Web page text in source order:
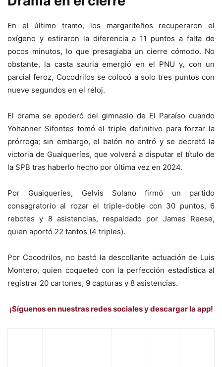
En el último tramo, los margariteños recuperaron el
oxígeno y estiraron la diferencia a 11 puntos a falta de
pocos minutos, lo que presagiaba un cierre cómodo. No
obstante, la casta sauria emergió en el PNU y, con un
parcial feroz, Cocodrilos se colocó a solo tres puntos con
nueve segundos en el reloj.
El drama se apoderó del gimnasio de El Paraíso cuando
Yohanner Sifontes tomó el triple definitivo para forzar la
prórroga; sin embargo, el balón no entró y se decretó la
victoria de Guaiqueríes, que volverá a disputar el título de
la SPB tras haberlo hecho por última vez en 2024.
Por Guaiqueríes, Gelvis Solano firmó un partido
consagratorio al rozar el triple-doble con 30 puntos, 6
rebotes y 8 asistencias, respaldado por James Reese,
quien aportó 22 tantos (4 triples).
Por Cocodrilos, no bastó la descollante actuación de Luis
Montero, quien coqueteó con la perfección estadística al
registrar 20 cartones, 9 capturas y 8 asistencias.
¡Síguenos en nuestras redes sociales y descargar la app!